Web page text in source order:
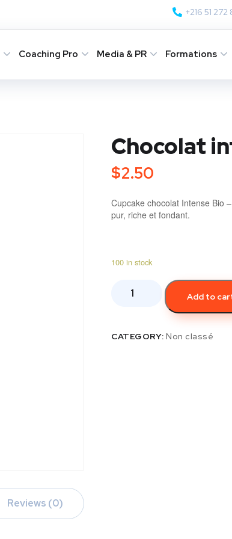
+216 51 272
Coaching Pro Media & PR Formations
Chocolat
$2.50
Cupcake chocolat Intense Bio
pur, riche et fondant.
100 in stock
Add to
CATEGORY:Non classé
Reviews (0)